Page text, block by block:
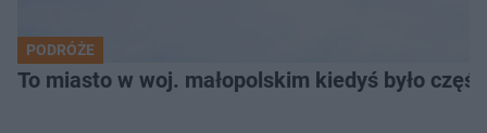
PODRÓŻE
To miasto w woj. małopolskim kiedyś było